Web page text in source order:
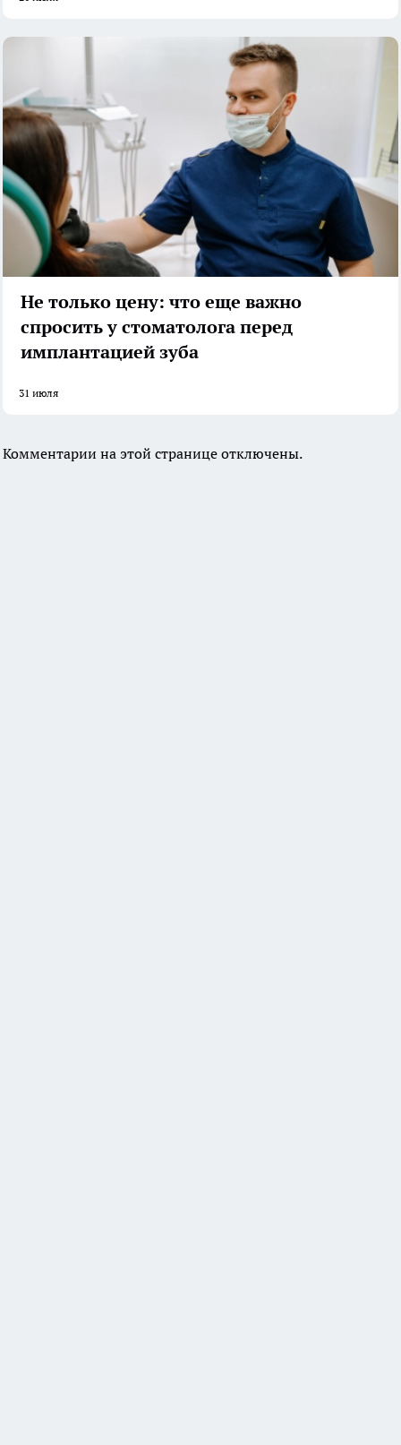
Не только цену: что еще важно
спросить у стоматолога перед
имплантацией зуба
31 июля
Комментарии на этой странице отключены.